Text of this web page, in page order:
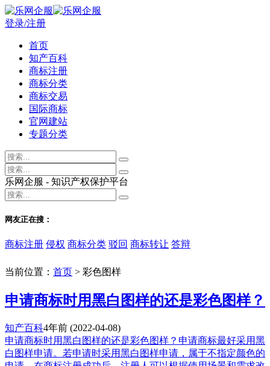
登录/注册
首页
知产百科
商标注册
商标分类
商标交易
国际商标
官网建站
专题分类
乐网企服 - 知识产权保护平台
网友正在搜：
商标注册 侵权 商标分类 驳回 商标转让 答辩
当前位置： 首页 > 彩色图样
申请商标时用黑白图样的还是彩色图样？
知产百科4年前 (2022-04-08)
申请商标时用黑白图样的还是彩色图样？申请商标最好采用黑
白图样申请。若申请时采用黑白图样申请，属于不指定颜色的